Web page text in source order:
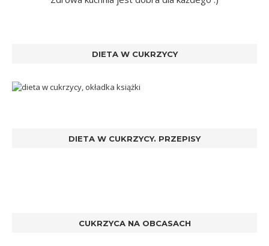
DIETA W CUKRZYCY
DIETA W CUKRZYCY. PRZEPISY
CUKRZYCA NA OBCASACH